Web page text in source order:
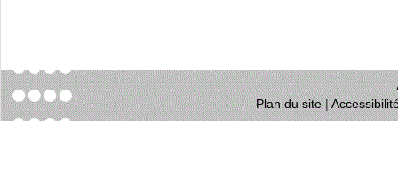
Plan du site|